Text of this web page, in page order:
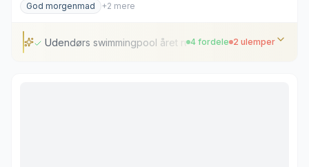
God morgenmad
+2 mere
Udendørs swimmingpool året rundt4 fordele 2 ulemper